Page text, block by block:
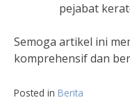
pejabat
Semoga artikel ini
komprehensif dan
Posted in Berita